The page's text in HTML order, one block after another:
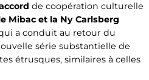
de coopération culturelle
Mibac et la Ny Carlsberg
a conduit au retour du
série substantielle de
étrusques, similaires à celles